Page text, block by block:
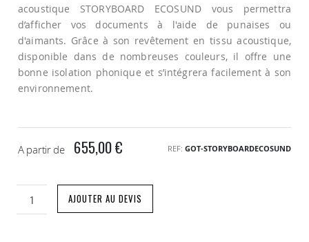
acoustique STORYBOARD ECOSUND vous permettra
d’afficher vos documents à l'aide de punaises ou
d'aimants. Grâce à son revêtement en tissu acoustique,
disponible dans de nombreuses couleurs, il offre une
bonne isolation phonique et s’intégrera facilement à son
environnement.
A partir de 655,00 € REF GOT-STORYBOARDECOSUND
AJOUTER AU DEVIS